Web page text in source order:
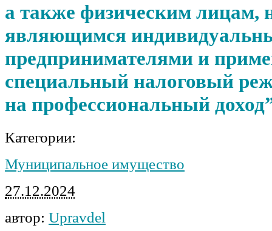
а также физическим лицам,
являющимся
предпринимателями и
специальный налоговый
на профессиональный
Категории:
Муниципальное имущество
27.12.2024
автор: Upravdel